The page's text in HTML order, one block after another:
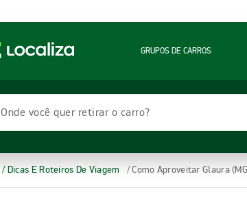
GRUPOS DE CARROS
Onde você quer retirar o carro?
/ Dicas E Roteiros De Viagem / Como Aproveitar Glaura